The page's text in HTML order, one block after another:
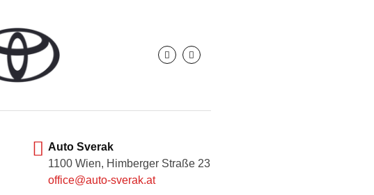
Auto Sverak
1100 Wien, Himberger Straße 23
office@auto-sverak.at